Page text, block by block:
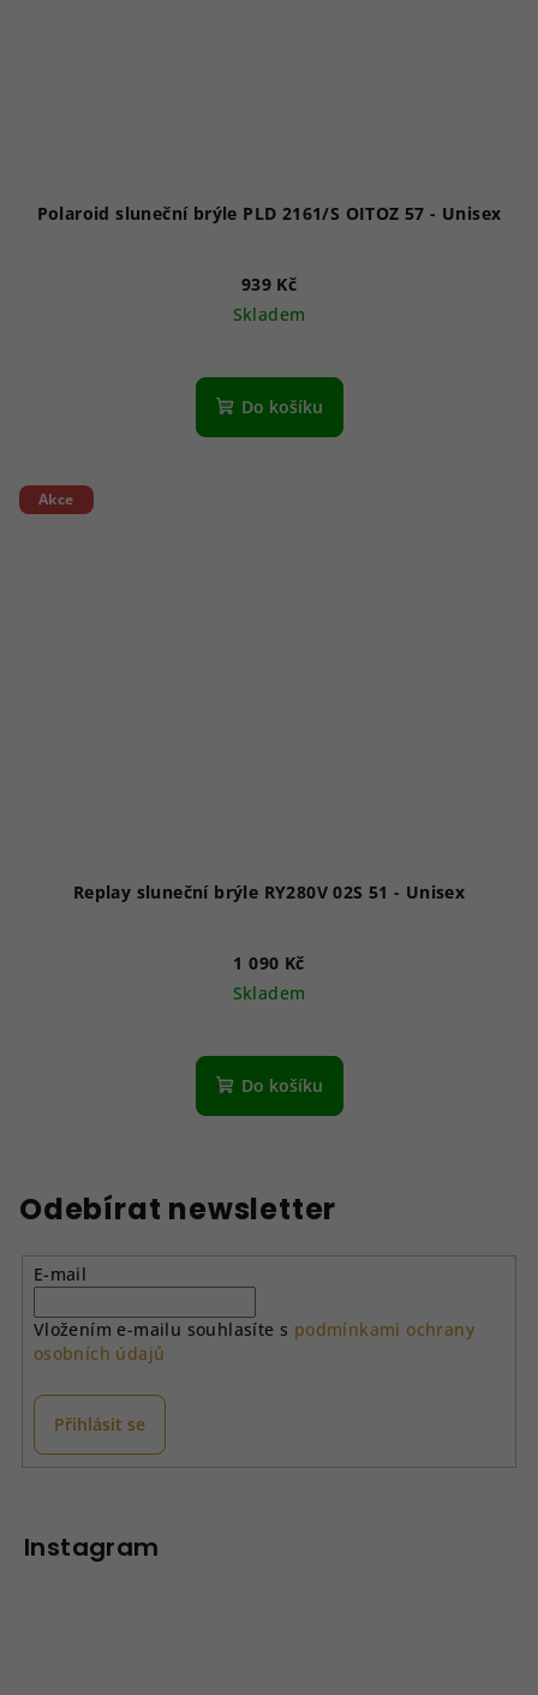
Polaroid sluneční brýle PLD 2161/S OITOZ 57 - Unisex
939 Kč
Skladem
Do košíku
Akce
Replay sluneční brýle RY280V 02S 51 - Unisex
1 090 Kč
Skladem
Do košíku
Odebírat newsletter
E-mail
Vložením e-mailu souhlasíte s podmínkami ochrany
osobních údajů
Přihlásit se
Instagram